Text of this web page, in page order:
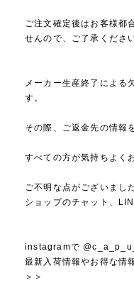
ご注文確定後はお客様都
せんので、ご了承くださ
メーカー生産終了による
す。
その際、ご返金先の情報
すべての方が気持ちよく
ご不明な点がございまし
ショップのチャット、
instagramで
最新入荷情報やお得な情
＞＞